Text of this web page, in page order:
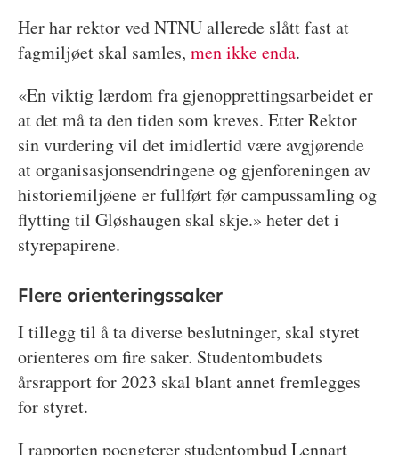
Her har rektor ved NTNU allerede slått fast at
fagmiljøet skal samles, men ikke enda.
«En viktig lærdom fra gjenopprettingsarbeidet er
at det må ta den tiden som kreves. Etter Rektor
sin vurdering vil det imidlertid være avgjørende
at organisasjonsendringene og gjenforeningen av
historiemiljøene er fullført før campussamling og
flytting til Gløshaugen skal skje.» heter det i
styrepapirene.
Flere orienteringssaker
I tillegg til å ta diverse beslutninger, skal styret
orienteres om fire saker. Studentombudets
årsrapport for 2023 skal blant annet fremlegges
for styret.
I rapporten poengterer studentombud Lennart